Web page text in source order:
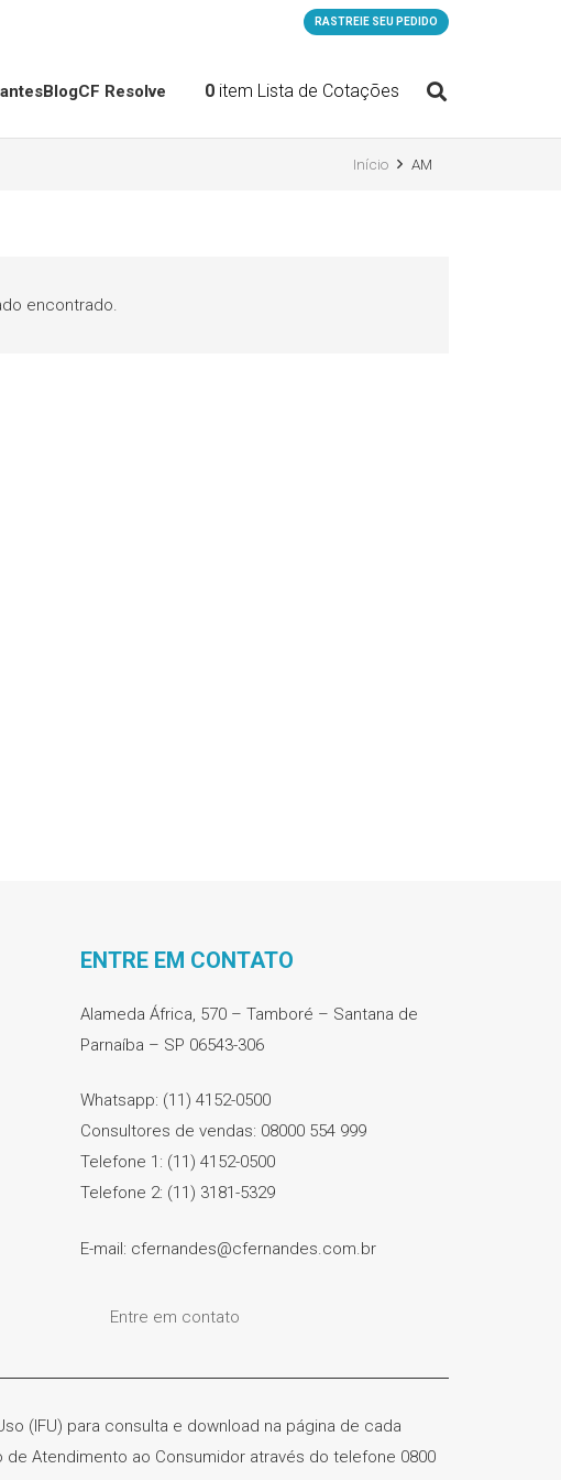
RASTREIE SEU PEDIDO
BlogCF Resolve 0 item Lista de Cotações
Início AM
encontrado.
ENTRE EM CONTATO
Alameda África, 570 – Tamboré – Santana de
Parnaíba – SP 06543-306
Whatsapp: (11) 4152-0500
Consultores de vendas: 08000 554 999
Telefone 1: (11) 4152-0500
Telefone 2: (11) 3181-5329
E-mail: cfernandes@cfernandes.com.br
Entre em contato
(IFU) para consulta e download na página de cada
Atendimento ao Consumidor através do telefone 0800